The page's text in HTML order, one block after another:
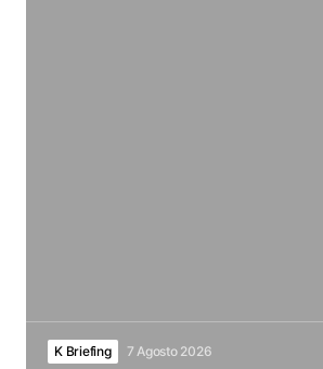
K Briefing 7 Agosto 2026